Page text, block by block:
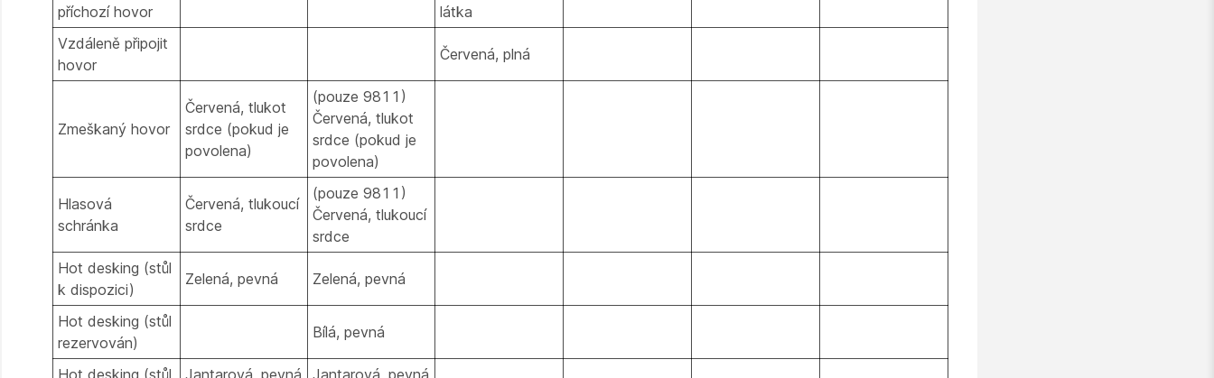
příchozí hovor
látka
Vzdáleně připojit
hovor
Červená, plná
Zmeškaný hovor
Červená, tlukot
srdce (pokud je
povolena)
(pouze 9811)
Červená, tlukot
srdce (pokud je
povolena)
Hlasová
schránka
Červená, tlukoucí
srdce
(pouze 9811)
Červená, tlukoucí
srdce
Hot desking (stůl
k dispozici)
Zelená, pevná Zelená, pevná
Hot desking (stůl
rezervován)
Bílá, pevná
Hot desking (stůl Jantarová, pevná Jantarová, pevná